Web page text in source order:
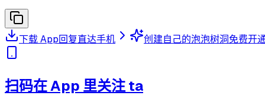
下载 App回复直达手机 创建自己的泡泡树洞免费开
扫码在 App 里关注 ta